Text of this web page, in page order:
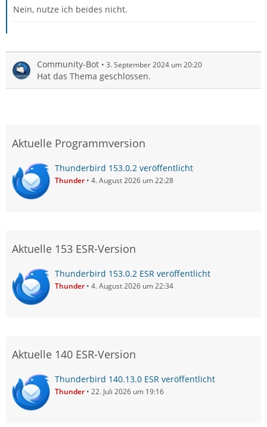
Nein, nutze ich beides nicht.
Community-Bot 3. September 2024 um 20:20
Hat das Thema geschlossen.
Aktuelle Programmversion
Thunderbird 153.0.2 veröffentlicht
Thunder 4. August 2026 um 22:28
Aktuelle 153 ESR-Version
Thunderbird 153.0.2 ESR veröffentlicht
Thunder 4. August 2026 um 22:34
Aktuelle 140 ESR-Version
Thunderbird 140.13.0 ESR veröffentlicht
Thunder 22. Juli 2026 um 19:16